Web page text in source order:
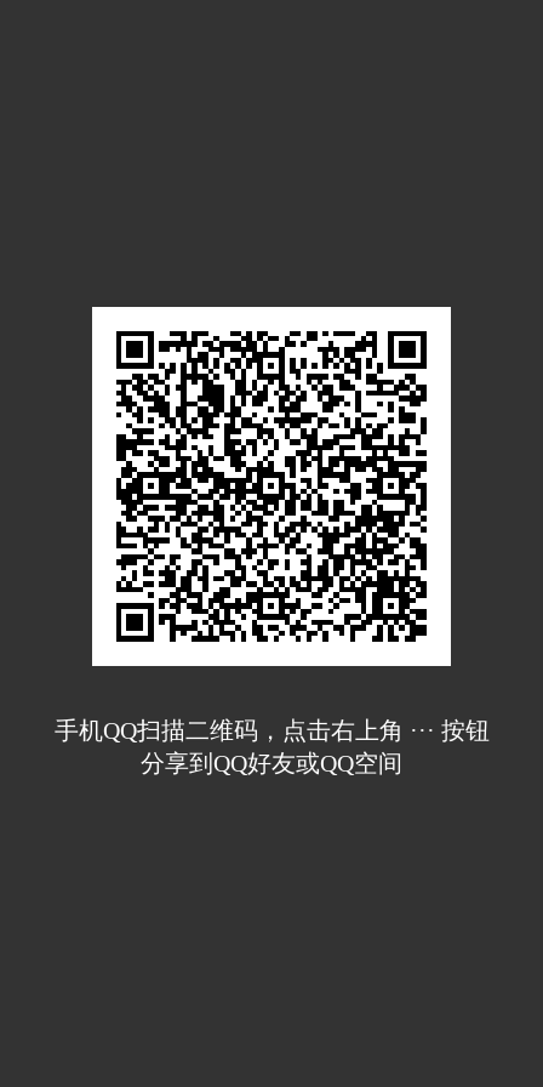
手机QQ扫描二维码，点击右上角 ··· 按钮
分享到QQ好友或QQ空间